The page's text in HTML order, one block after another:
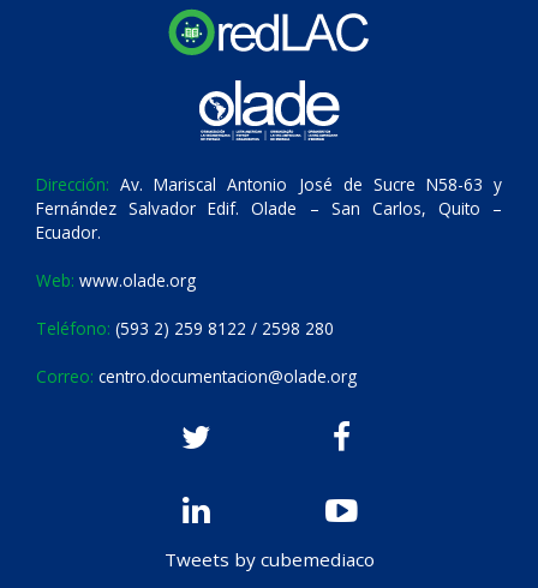
Dirección: Av. Mariscal Antonio José de Sucre N58-63 y
Fernández Salvador Edif. Olade – San Carlos, Quito –
Ecuador.
Web: www.olade.org
Teléfono: (593 2) 259 8122 / 2598 280
Correo: centro.documentacion@olade.org
Tweets by cubemediaco